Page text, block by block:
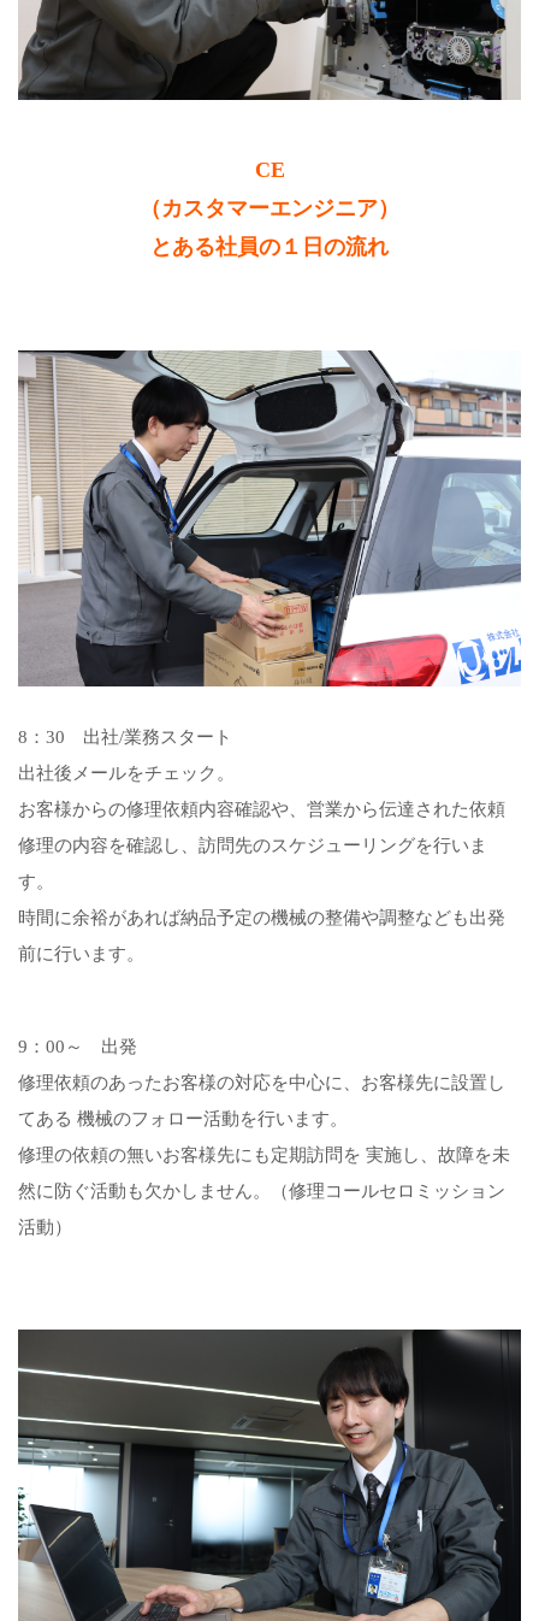
CE
（カスタマーエンジニア）
とある社員の１日の流れ
8：30 出社/業務スタート
出社後メールをチェック。
お客様からの修理依頼内容確認や、営業から伝達された依頼
修理の内容を確認し、訪問先のスケジューリングを行いま
す。
時間に余裕があれば納品予定の機械の整備や調整なども出発
前に行います。
9：00～ 出発
修理依頼のあったお客様の対応を中心に、お客様先に設置し
てある 機械のフォロー活動を行います。
修理の依頼の無いお客様先にも定期訪問を 実施し、故障を未
然に防ぐ活動も欠かしません。（修理コールセロミッション
活動）